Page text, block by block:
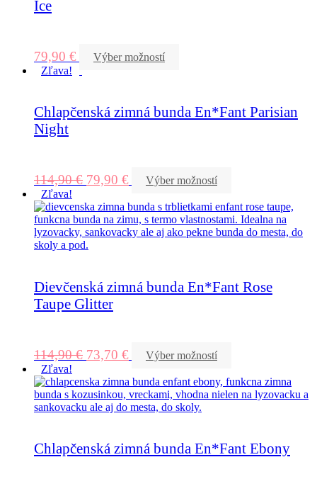
Ice
79,90 €
Výber možností
Zľava!
Chlapčenská zimná bunda En*Fant Parisian
Night
114,90€ 79,90 €
Výber možností
Zľava!
Dievčenská zimná bunda En*Fant Rose
Taupe Glitter
114,90€ 73,70 €
Výber možností
Zľava!
Chlapčenská zimná bunda En*Fant Ebony